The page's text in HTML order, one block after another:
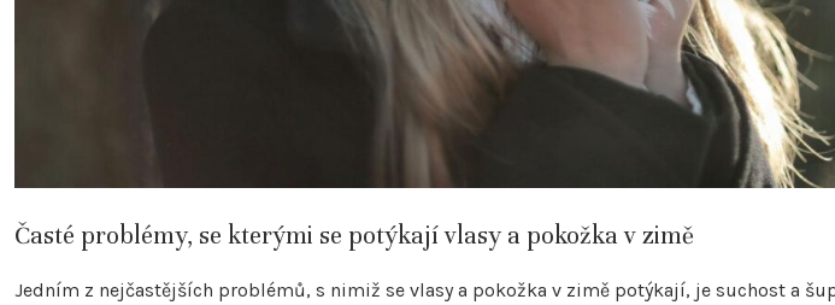
Časté problémy, se kterými se potýkají vlasy a pokožka v zimě
Jedním z nejčastějších problémů, s nimiž se vlasy a pokožka v zimě potýkají, je suchost a